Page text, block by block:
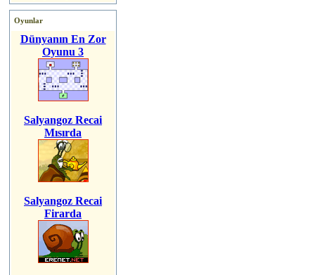
Oyunlar
Dünyanın En Zor
Oyunu 3
Salyangoz Recai
Mısırda
Salyangoz Recai
Firarda